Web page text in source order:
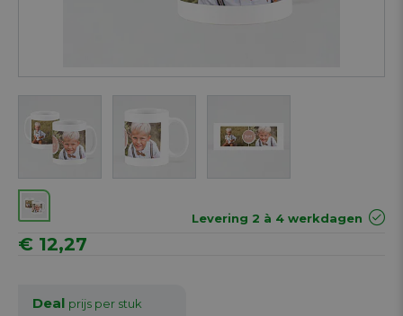
Levering 2 à 4 werkdagen
€ 12,27
Deal prijs per stuk